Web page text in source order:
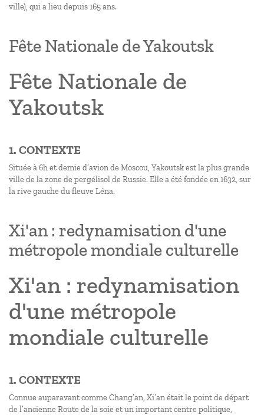
ville), qui a lieu depuis 165 ans.
Fête Nationale de Yakoutsk
Fête Nationale de
Yakoutsk
1. CONTEXTE
Située à 6h et demie d’avion de Moscou, Yakoutsk est la plus grande
ville de la zone de pergélisol de Russie. Elle a été fondée en 1632, sur
la rive gauche du fleuve Léna.
Xi'an : redynamisation d'une
métropole mondiale culturelle
Xi'an : redynamisation
d'une métropole
mondiale culturelle
1. CONTEXTE
Connue auparavant comme Chang’an, Xi’an était le point de départ
de l’ancienne Route de la soie et un important centre politique,